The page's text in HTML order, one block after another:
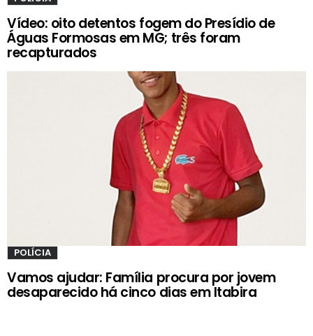
Vídeo: oito detentos fogem do Presídio de
Águas Formosas em MG; três foram
recapturados
POLÍCIA
Vamos ajudar: Família procura por jovem
desaparecido há cinco dias em Itabira